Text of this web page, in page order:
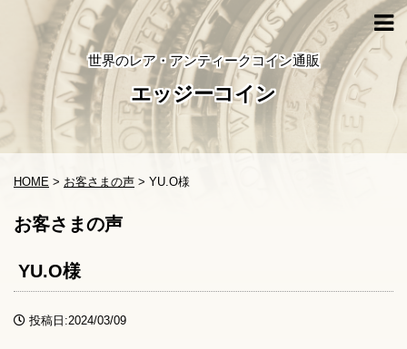
世界のレア・アンティークコイン通販
エッジーコイン
HOME > お客さまの声 > YU.O様
お客さまの声
YU.O様
投稿日:2024/03/09